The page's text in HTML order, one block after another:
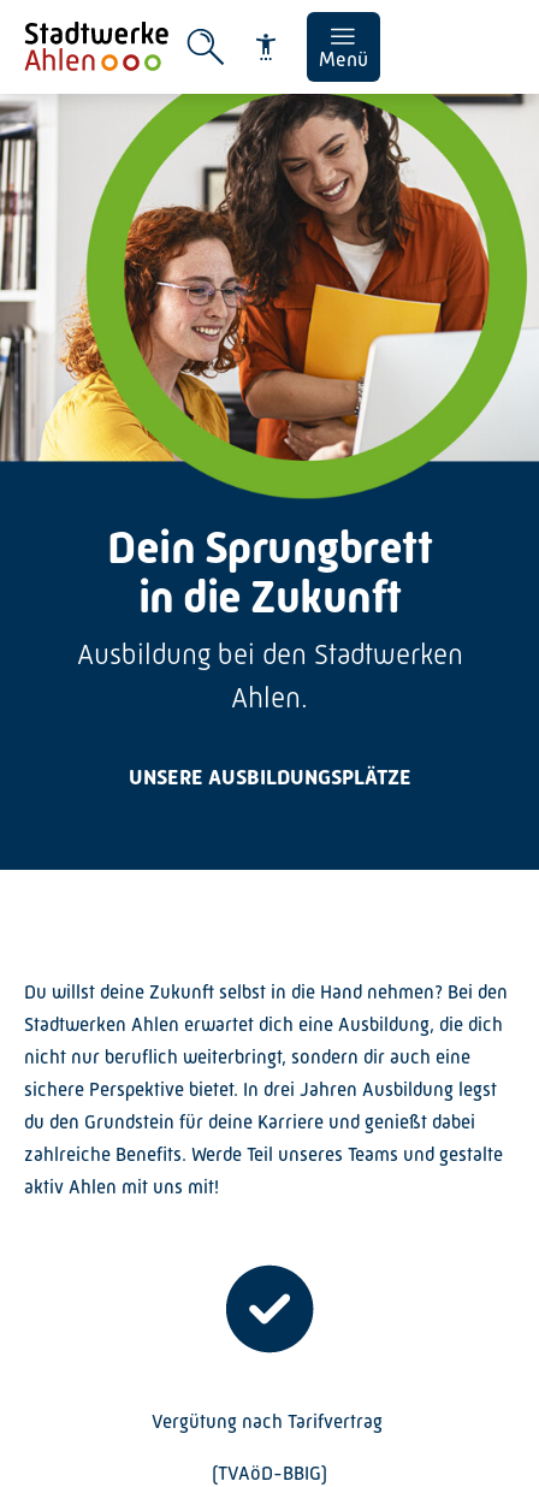
Menü
Dein Sprungbrett
in die Zukunft
Ausbildung bei den Stadtwerken
Ahlen.
UNSERE AUSBILDUNGSPLÄTZE
Du willst deine Zukunft selbst in die Hand nehmen? Bei den
Stadtwerken Ahlen erwartet dich eine Ausbildung, die dich
nicht nur beruflich weiterbringt, sondern dir auch eine
sichere Perspektive bietet. In drei Jahren Ausbildung legst
du den Grundstein für deine Karriere und genießt dabei
zahlreiche Benefits. Werde Teil unseres Teams und gestalte
aktiv Ahlen mit uns mit!
Vergütung nach Tarifvertrag
(TVAöD-BBIG)
Schrift vergrößern
Schrift verkleinern
Wortabstand vergrößern
Wortabstand verkleinern
Zeilenabstand vergrößern
Graustufen
Großer Mauszeiger
Lesehilfe
Links unterstreichen
Animationen ausschalten